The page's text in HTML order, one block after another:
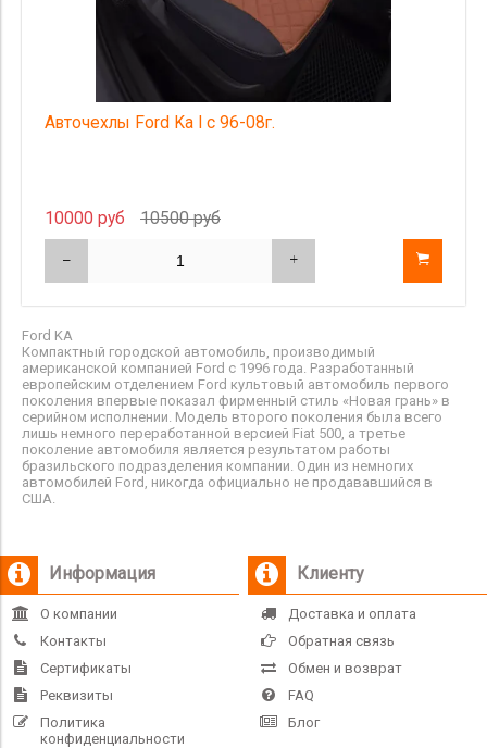
Авточехлы Ford Ka I с 96-08г.
10000 руб 10500 руб
Ford KA
Компактный городской автомобиль, производимый
американской компанией Ford с 1996 года. Разработанный
европейским отделением Ford культовый автомобиль первого
поколения впервые показал фирменный стиль «Новая грань» в
серийном исполнении. Модель второго поколения была всего
лишь немного переработанной версией Fiat 500, а третье
поколение автомобиля является результатом работы
бразильского подразделения компании. Один из немногих
автомобилей Ford, никогда официально не продававшийся в
США.
Информация
О компании
Контакты
Сертификаты
Реквизиты
Политика
конфиденциальности
Клиенту
Доставка и оплата
Обратная связь
Обмен и возврат
FAQ
Блог